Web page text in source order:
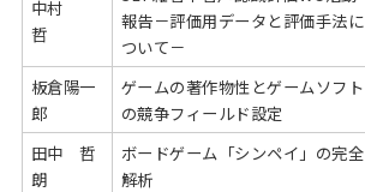
中村
哲
報告－評価用データと評価手法に
ついて－
板倉陽一
郎
ゲームの著作物性とゲームソフト
の競争フィールド設定
田中 哲
朗
ボードゲーム「シンペイ」の完全
解析